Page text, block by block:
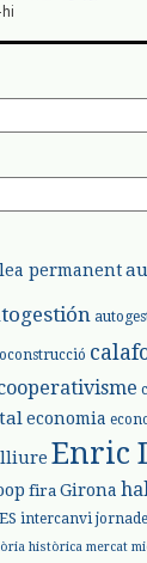
permanent
economia
lliure Enric
fira Girona
intercanvi
històrica mercat